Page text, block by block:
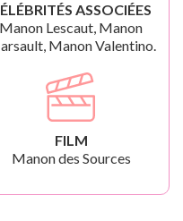
ASSOCIÉES
Manon Lescaut, Manon
Manon Valentino.
FILM
Manon des Sources